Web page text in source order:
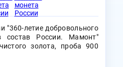
"360-летие добровольного
состав России. Мамонт"
золота, проба 900